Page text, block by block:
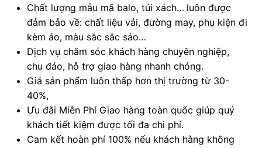
Chất lượng mẫu mã balo, túi xách… luôn được
đảm bảo về: chất liệu vải, đường may, phụ kiện đi
kèm áo, màu sắc sắc sảo…
Dịch vụ chăm sóc khách hàng chuyên nghiệp,
chu đáo, hỗ trợ giao hàng nhanh chóng.
Giá sản phẩm luôn thấp hơn thị trường từ 30-
40%,
Ưu đãi Miễn Phí Giao hàng toàn quốc giúp quý
khách tiết kiệm được tối đa chi phí.
Cam kết hoàn phí 100% nếu khách hàng không